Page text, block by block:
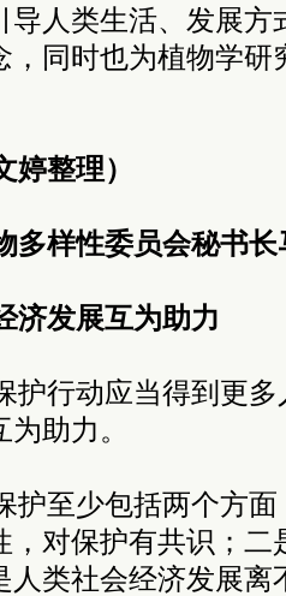
导人类生活、发展方
，同时也为植物学研
婷整理）
多样性委员会秘书长
济发展互为助力
护行动应当得到更
助力。
护至少包括两个方
，对保护有共识；二
人类社会经济发展离